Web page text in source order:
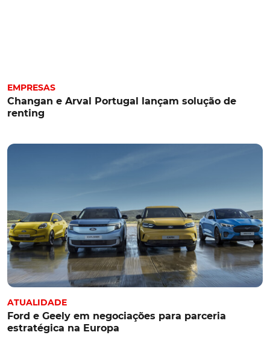
EMPRESAS
Changan e Arval Portugal lançam solução de
renting
ATUALIDADE
Ford e Geely em negociações para parceria
estratégica na Europa